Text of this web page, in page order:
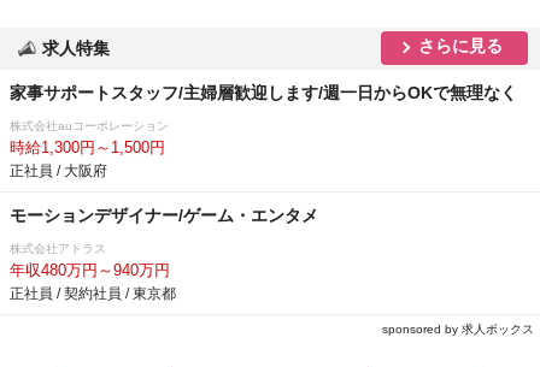
求人特集 さらに見る
家事サポートスタッフ/主婦層歓迎します/週一日からOKで無理なく
株式会社auコーポレーション
時給1,300円～1,500円
正社員 / 大阪府
モーションデザイナー/ゲーム・エンタメ
株式会社アトラス
年収480万円～940万円
正社員 / 契約社員 / 東京都
sponsored by 求人ボックス